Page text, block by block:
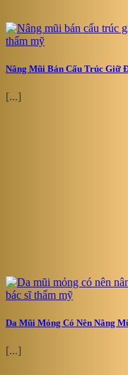
Nâng Mũi Bán Cấu Trúc Giữ
[...]
Da Mũi Mỏng Có Nên Nâng
[...]